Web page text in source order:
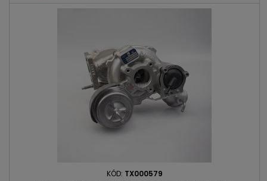
KÓD: TX000579